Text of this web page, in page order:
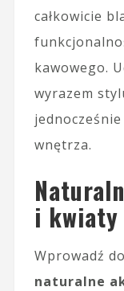
całkowicie
kawowego.
wyrazem
wnętrza.
i kwiaty
Wprowadź
naturalne